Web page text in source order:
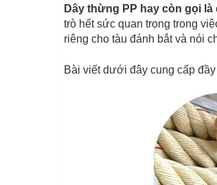
Dây thừng PP hay còn gọi là
trò hết sức quan trọng trong
riêng cho tàu đánh bắt và nói
Bài viết dưới đây cung cấp